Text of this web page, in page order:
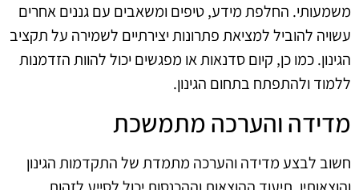
משמעותי. החלפת מידע, טיפים ומשאבים עם גננים אחרים
עשויה להוביל למציאת פתרונות יצירתיים לשמירה על תקציב
הגינון. כמו כן, קיום סדנאות או מפגשים יכול להוות הזדמנות
ללמוד ולהתפתח בתחום הגינון.
מדידה והערכה מתמשכת
חשוב לבצע מדידה והערכה מתמדת של התקדמות הגינון